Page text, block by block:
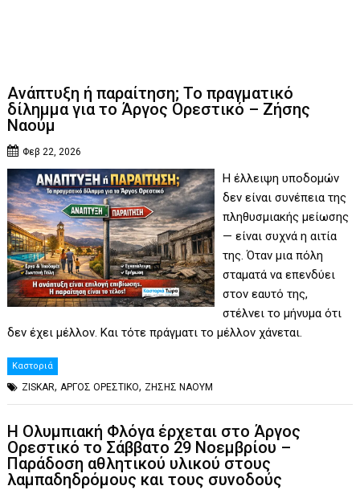
Ανάπτυξη ή παραίτηση; Το πραγματικό
δίλημμα για το Άργος Ορεστικό – Ζήσης
Ναούμ
Φεβ 22, 2026
Η έλλειψη υποδομών
δεν είναι συνέπεια της
πληθυσμιακής μείωσης
— είναι συχνά η αιτία
της. Όταν μια πόλη
σταματά να επενδύει
στον εαυτό της,
στέλνει το μήνυμα ότι
δεν έχει μέλλον. Και τότε πράγματι το μέλλον χάνεται.
Καστοριά
ZISKAR,ΑΡΓΟΣ ΟΡΕΣΤΙΚΟ, ΖΗΣΗΣ ΝΑΟΥΜ
Η Ολυμπιακή Φλόγα έρχεται στο Άργος
Ορεστικό το Σάββατο 29 Νοεμβρίου –
Παράδοση αθλητικού υλικού στους
λαμπαδηδρόμους και τους συνοδούς